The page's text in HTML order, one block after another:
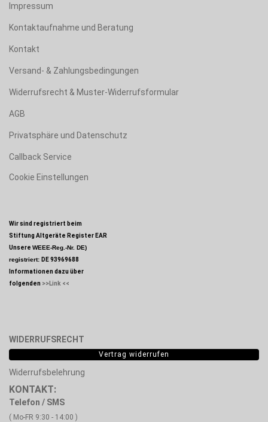
Impressum
Kontaktaufnahme und Beratung
Kontakt
Versand- & Zahlungsbedingungen
Widerrufsrecht & Muster-Widerrufsformular
AGB
Privatsphäre und Datenschutz
Callback Service
Cookie Einstellungen
Wir sind registriert beim
Stiftung Altgeräte Register EAR
Unsere WEEE-Reg.-Nr. DE)
registriert: DE 93969688
Informationen dazu über
folgenden >>Link <<
WIDERRUFSRECHT
Vertrag widerrufen
Widerrufsbelehrung
KONTAKT:
Telefon / SMS
( Mo-FR 9:30 - 14:00 )